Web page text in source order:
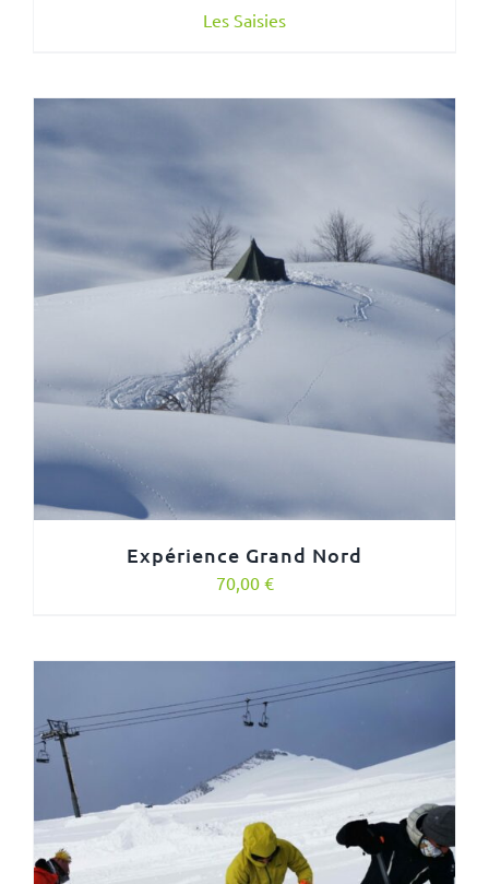
Les Saisies
Expérience Grand Nord
70,00 €